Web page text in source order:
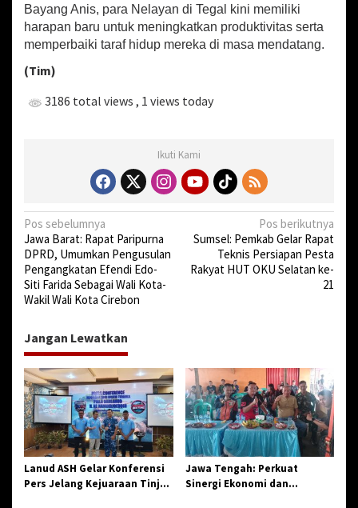
e
l
a
n
d
g
a
Bayang Anis, para Nelayan di Tegal kini memiliki
harapan baru untuk meningkatkan produktivitas serta
memperbaiki taraf hidup mereka di masa mendatang.
(Tim)
3186 total views , 1 views today
Ikuti Kami
N
a
v
i
a
s
i
p
o
s
Pos sebelumnya
Jawa Barat: Rapat Paripurna
DPRD, Umumkan Pengusulan
Pengangkatan Efendi Edo-
Siti Farida Sebagai Wali Kota-
Wakil Wali Kota Cirebon
Pos berikutnya
Sumsel: Pemkab Gelar Rapat
Teknis Persiapan Pesta
Rakyat HUT OKU Selatan ke-
21
Jangan Lewatkan
Lanud ASH Gelar Konferensi
Pers Jelang Kejuaraan Tinju
Jawa Tengah: Perkuat
Sinergi Ekonomi dan